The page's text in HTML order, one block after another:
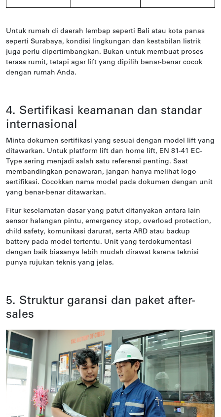
Untuk rumah di daerah lembap seperti Bali atau kota panas
seperti Surabaya, kondisi lingkungan dan kestabilan listrik
juga perlu dipertimbangkan. Bukan untuk membuat proses
terasa rumit, tetapi agar lift yang dipilih benar-benar cocok
dengan rumah Anda.
4. Sertifikasi keamanan dan standar
internasional
Minta dokumen sertifikasi yang sesuai dengan model lift yang
ditawarkan. Untuk platform lift dan home lift, EN 81-41 EC-
Type sering menjadi salah satu referensi penting. Saat
membandingkan penawaran, jangan hanya melihat logo
sertifikasi. Cocokkan nama model pada dokumen dengan unit
yang benar-benar ditawarkan.
Fitur keselamatan dasar yang patut ditanyakan antara lain
sensor halangan pintu, emergency stop, overload protection,
child safety, komunikasi darurat, serta ARD atau backup
battery pada model tertentu. Unit yang terdokumentasi
dengan baik biasanya lebih mudah dirawat karena teknisi
punya rujukan teknis yang jelas.
5. Struktur garansi dan paket after-
sales